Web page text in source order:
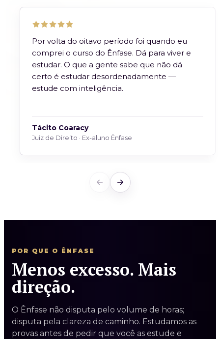
Por volta do oitavo período foi quando eu
comprei o curso do Ênfase. Dá para viver e
estudar. O que a gente sabe que não dá
certo é estudar desordenadamente —
estude com inteligência.
Tácito Coaracy
Juiz de Direito · Ex-aluno Ênfase
POR QUE O ÊNFASE
Menos excesso. Mais
direção.
O Ênfase não disputa pelo volume de horas;
disputa pela clareza de caminho. Estudamos as
provas antes de pedir que você as estude e